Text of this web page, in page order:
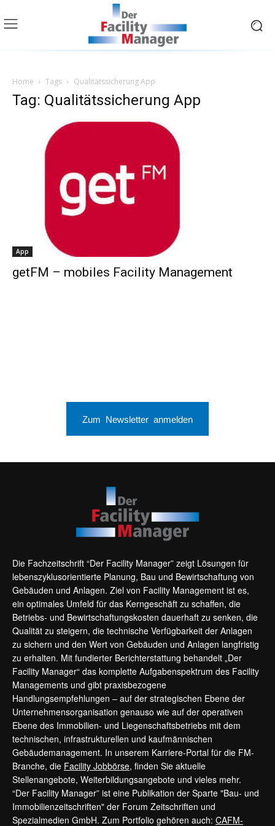
Home Tags Qualitätssicherung App
Tag: Qualitätssicherung App
App
getFM – mobiles Facility Management
Zum Newsletter anmelden
Die Fachzeitschrift “Der Facility Manager” zeigt Lösungen für
lebenszyklusorientierte Planung, Bau und Bewirtschaftung von
Gebäuden und Anlagen. Ziel von Facility Management ist es,
ein optimales Umfeld für das Kerngeschäft zu schaffen, die
Betriebs- und Bewirtschaftungskosten dauerhaft zu senken, die
Qualität zu steigern, die technische Verfügbarkeit der Anlagen
zu sichern und den Wert von Gebäuden und Anlagen langfristig
zu erhalten. Mit fundierter Berichterstattung behandelt „Der
Facility Manager“ das komplette Aufgabenspektrum des Facility
Managements und gibt praxisbezogene
Handlungsempfehlungen – auf der strategischen Ebene der
Unternehmensorganisation genauso wie auf der operativen
Ebene des Immobilien- und Liegenschaftsbetriebs mit dem
technischen, infrastrukturellen und kaufmännischen
Gebäudemanagement. In unserem Karriere-Portal für die FM-
Branche, die Facility Jobbörse, finden Sie aktuelle
Stellenangebote, Weiterbildungsangebote und vieles mehr.
“Der Facility Manager” ist eine Publikation der Sparte "Bau- und
Immobilienzeitschriften" der Forum Zeitschriften und
Spezialmedien GmbH. Zum Portfolio gehören auch: CAFM-